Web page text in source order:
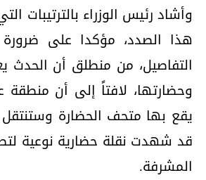
وأشاد رئيس الوزراء بالترتيبات
هذا الصدد، مؤكدا على ضرورة
التفاصيل، من منطلق أن
وحضارتها، لافتاً إلى أن منطقة
يقع بها متحف الحضارة وستنتقل
قد شهدت نقلة حضارية نوعية
المشرفة.